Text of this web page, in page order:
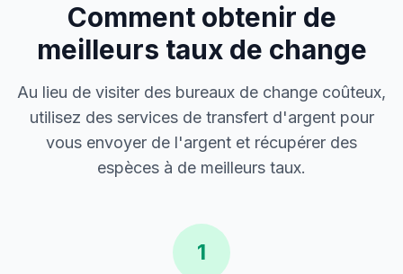
Comment obtenir de
meilleurs taux de change
Au lieu de visiter des bureaux de change coûteux,
utilisez des services de transfert d'argent pour
vous envoyer de l'argent et récupérer des
espèces à de meilleurs taux.
1